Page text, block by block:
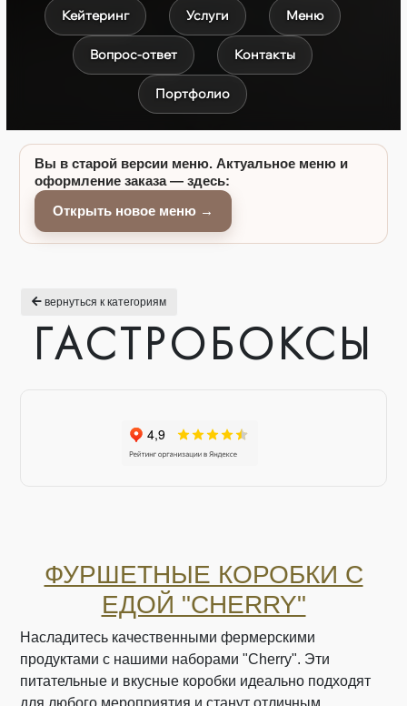
Кейтеринг Услуги Меню
Вопрос-ответ Контакты
Портфолио
Вы в старой версии меню. Актуальное меню и
оформление заказа — здесь:
Открыть новое меню →
вернуться к категориям
ГАСТРОБОКСЫ
ФУРШЕТНЫЕ КОРОБКИ С
ЕДОЙ "CHERRY"
Насладитесь качественными фермерскими
продуктами с нашими наборами "Cherry". Эти
питательные и вкусные коробки идеально подходят